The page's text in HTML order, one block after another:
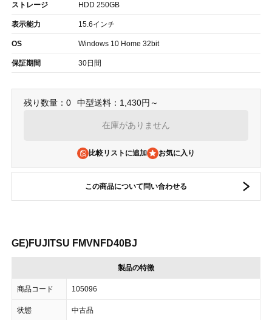
ストレージ HDD 250GB
表示能力 15.6インチ
OS Windows 10 Home 32bit
保証期間 30日間
残り数量：0 中型送料：1,430円～
在庫がありません
比較リストに追加
この商品について問い合わせる
GE)FUJITSU FMVNFD40BJ
製品の特徴
商品コード 105096
状態 中古品